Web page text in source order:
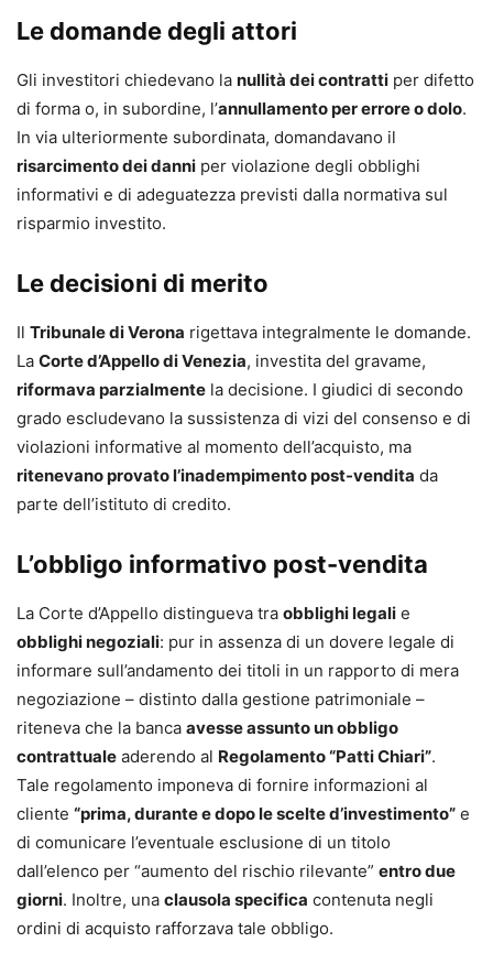
Avvocato cassazionista, curatore e autore di numerosi
volumi, trattati, voci enciclopediche, note e saggi.
Conferenziere nazionale ed internazionale sui temi del
Diritto di Famiglia, della Responsabilità civile, del Diritto
dei Consumi e Diritto dell’Internet.
Stefano Chiodi
Analista tecnico e finanziario specializzato nel
Tribunale di Venezia e consulente per Camera Arbitrale.
accreditati per la formazione continua di avvocati e
commercialisti. Curatore e autore di numerose
pubblicazioni di diritto e contenzioso bancario e
finanziario.
Le domande degli attori
Gli investitori chiedevano la nullità dei contratti per difetto
di forma o, in subordine, l’annullamento per errore o dolo.
In via ulteriormente subordinata, domandavano il
risarcimento dei danni per violazione degli obblighi
informativi e di adeguatezza previsti dalla normativa sul
risparmio investito.
Le decisioni di merito
Il Tribunale di Verona rigettava integralmente le domande.
La Corte d’Appello di Venezia, investita del gravame,
riformava parzialmente la decisione. I giudici di secondo
grado escludevano la sussistenza di vizi del consenso e di
violazioni informative al momento dell’acquisto, ma
ritenevano provato l’inadempimento post-vendita da
parte dell’istituto di credito.
L’obbligo informativo post-vendita
La Corte d’Appello distingueva tra obblighi legali e
obblighi negoziali: pur in assenza di un dovere legale di
informare sull’andamento dei titoli in un rapporto di mera
negoziazione – distinto dalla gestione patrimoniale –
riteneva che la banca avesse assunto un obbligo
contrattuale aderendo al Regolamento “Patti Chiari”.
Tale regolamento imponeva di fornire informazioni al
cliente “prima, durante e dopo le scelte d’investimento” e
di comunicare l’eventuale esclusione di un titolo
dall’elenco per “aumento del rischio rilevante” entro due
giorni. Inoltre, una clausola specifica contenuta negli
ordini di acquisto rafforzava tale obbligo.